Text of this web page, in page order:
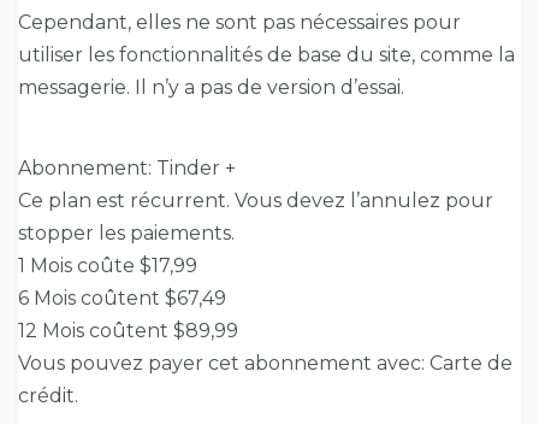
Cependant, elles ne sont pas nécessaires pour
utiliser les fonctionnalités de base du site, comme la
messagerie. Il n’y a pas de version d’essai.
Abonnement: Tinder +
Ce plan est récurrent. Vous devez l’annulez pour
stopper les paiements.
1 Mois coûte $17,99
6 Mois coûtent $67,49
12 Mois coûtent $89,99
Vous pouvez payer cet abonnement avec: Carte de
crédit.